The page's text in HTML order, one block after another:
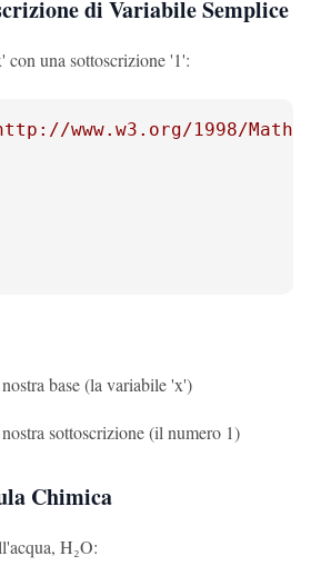
di Variabile Semplice
una sottoscrizione '1':
www.w3.org/1998/Math/
base (la variabile 'x')
sottoscrizione (il numero 1)
Chimica
H₂O: